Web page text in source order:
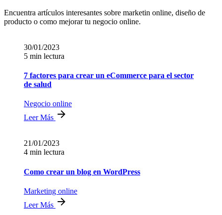
Encuentra artículos interesantes sobre marketin online, diseño de
producto o como mejorar tu negocio online.
30/01/2023
5 min lectura
7 factores para crear un eCommerce para el sector
de salud
Negocio online
Leer Más
21/01/2023
4 min lectura
Como crear un blog en WordPress
Marketing online
Leer Más